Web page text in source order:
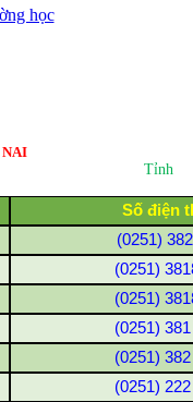
Tỉnh
Số điện
(0251)
(0251)
(0251)
(0251)
(0251)
(0251)